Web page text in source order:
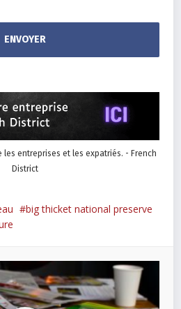
les entreprises et les expatriés. - French
District
big thicket national preserve